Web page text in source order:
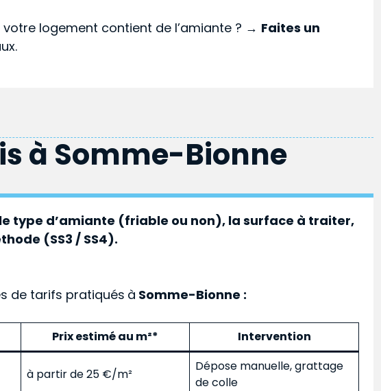
votre logement contient de l’amiante ? → Faites un
à Somme-Bionne
type d’amiante (friable ou non), la surface à traiter,
(SS3 / SS4).
de tarifs pratiqués à Somme-Bionne :
Prix estimé au m²* Intervention
à partir de 25 €/m²
Dépose manuelle, grattage
de colle